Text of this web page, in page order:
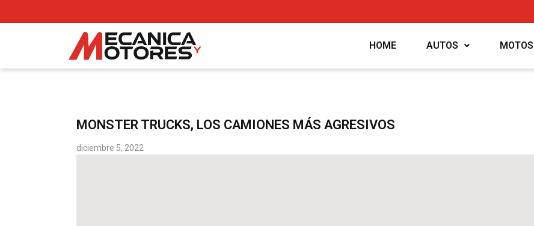
HOME AUTOS MOTOS
MONSTER TRUCKS, LOS CAMIONES MÁS AGRESIVOS
diciembre 5, 2022